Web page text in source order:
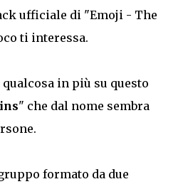
ufficiale di "Emoji - The
ti interessa.
in più su questo
" che dal nome sembra
formato da due